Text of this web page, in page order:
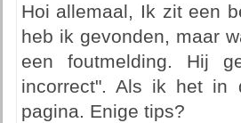
Hoi allemaal, Ik zit een
heb ik gevonden, maar
een foutmelding. Hij
incorrect". Als ik het in
pagina. Enige tips?